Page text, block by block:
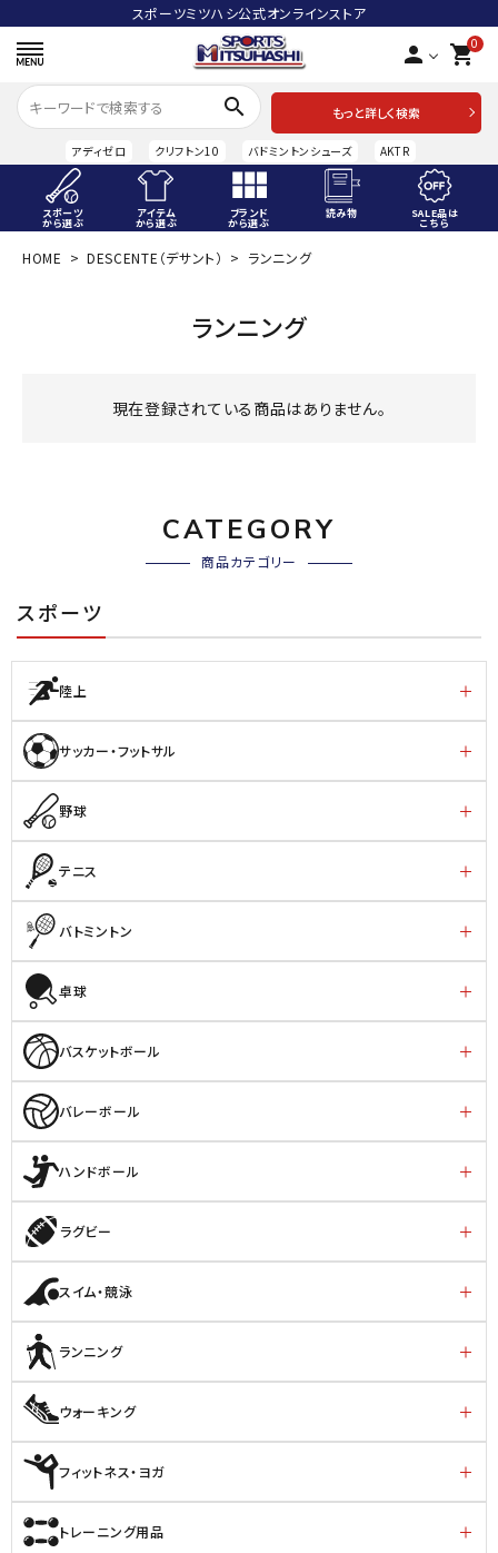
スポーツミツハシ公式オンラインストア
person 0
shopping_cart
search
もっと詳しく検索
アディゼロ クリフトン10 バドミントンシューズ AKTR
スポーツ
から選ぶ
アイテム
から選ぶ
ブランド
から選ぶ
読み物 SALE品は
こちら
ACCOUNT MENU
person
スポーツから選ぶ
ご利用ガイド
お問い合わせ
メルマガ登録
特定商取引法
プライバシーポリシー
HOME DESCENTE（デサント） ランニング
ランニング
現在登録されている商品はありません。
CATEGORY
商品カテゴリー
スポーツ
陸上
サッカー・フットサル
野球
テニス
バトミントン
卓球
バスケットボール
バレーボール
ハンドボール
ラグビー
スイム・競泳
ランニング
ウォーキング
フィットネス・ヨガ
トレーニング用品